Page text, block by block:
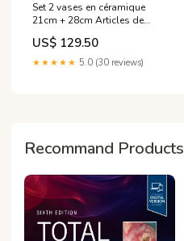
Set 2 vases en céramique
21cm + 28cm Articles de
cuisson
US$ 129.50
★★★★★ 5.0 (30 reviews)
Recommand Products